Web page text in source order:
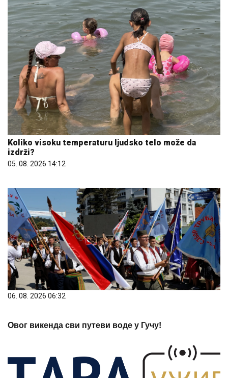
Koliko visoku temperaturu ljudsko telo može da
izdrži?
05. 08. 2026 14:12
06. 08. 2026 06:32
Овог викенда сви путеви воде у Гучу!